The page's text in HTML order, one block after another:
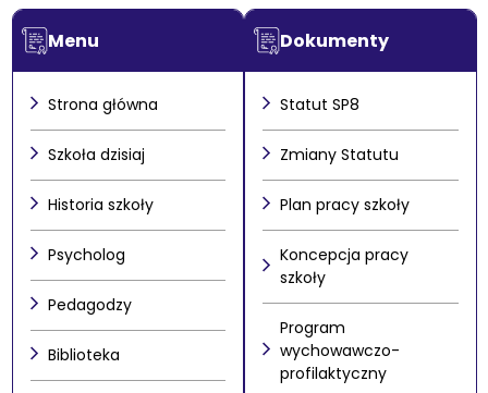
Menu
Strona główna
Szkoła dzisiaj
Historia szkoły
Psycholog
Pedagodzy
Biblioteka
Dokumenty
Statut SP8
Zmiany Statutu
Plan pracy szkoły
Koncepcja pracy
szkoły
Program
wychowawczo-
profilaktyczny